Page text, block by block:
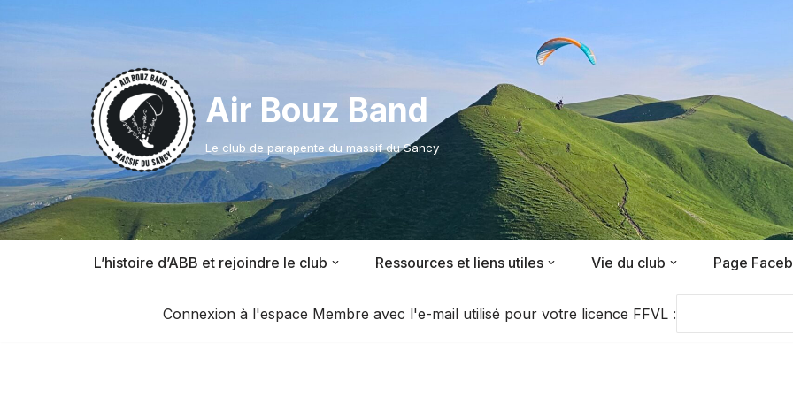
Air Bouz Band
Le club de parapente du massif du Sancy
L’histoire d’ABB et rejoindre le club Ressources et liens utiles Vie du club Page
Connexion à l'espace Membre avec l'e-mail utilisé pour votre licence FFVL :